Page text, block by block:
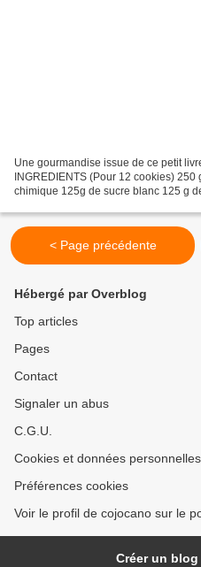
Une gourmandise issue de ce petit
INGREDIENTS (Pour 12 cookies)
chimique 125g de sucre blanc 125 g
< Page précédente
Hébergé par Overblog
Top articles
Pages
Contact
Signaler un abus
C.G.U.
Cookies et données personnelles
Préférences cookies
Voir le profil de cojocano sur le
Créer un